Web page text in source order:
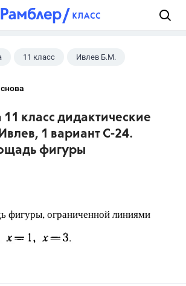
11 класс Ивлев Б.М.
11 класс дидактические
1 вариант С-24.
фигуры
фигуры, ограниченной линиями